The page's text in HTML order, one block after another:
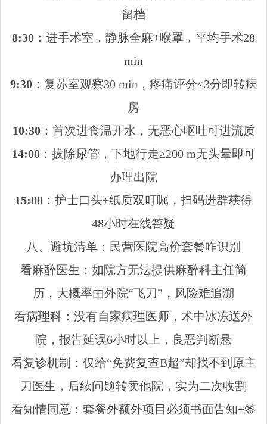
留档
8:30 ：进手术室，静脉全麻+喉罩，平均手术28
min
9:30：复苏室观察30 min，疼痛评分≤3分即转病
房
10:30：首次进食温开水，无恶心呕吐可进流质
14:00：拔除尿管，下地行走≥200 m无头晕即可
办理出院
15:00 ：护士口头+纸质双叮嘱，扫码进群获得
48小时在线答疑
八、避坑清单：民营医院高价套餐咋识别
看麻醉医生：如院方无法提供麻醉科主任简
历，大概率由外院“飞刀”，风险难追溯
看病理科：没有自家病理医师，术中冰冻送外
院，报告延误6小时以上，良恶判断悬
看复诊机制：仅给“免费复查B超”却找不到原主
刀医生，后续问题转卖他院，实为二次收割
看知情同意：套餐外额外项目必须书面告知+签